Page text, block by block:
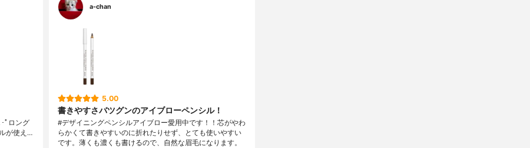
･ﾟロング
が使え…
a-chan
5.00
書きやすさバツグンのアイブローペンシル！
#デザイニングペンシルアイブロー愛用中です！！芯がやわ
らかくて書きやすいのに折れたりせず、とても使いやすい
です。薄くも濃くも書けるので、自然な眉毛になります。